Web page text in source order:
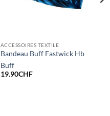
ACCESSOIRES TEXTILE
Bandeau Buff Fastwick Hb
Buff
19.90CHF